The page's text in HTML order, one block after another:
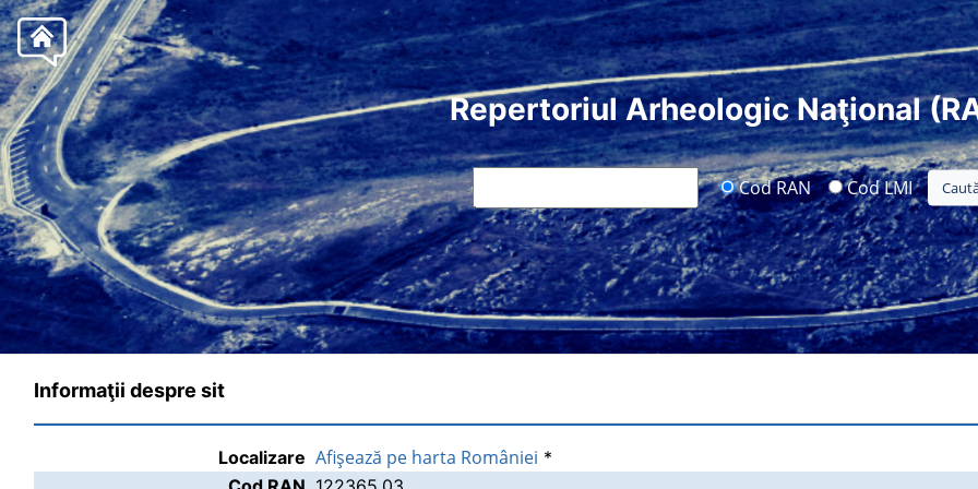
Repertoriul Arheologic Naţional
Cod RAN Cod LMI
Informaţii despre sit
Localizare Afişează pe harta României *